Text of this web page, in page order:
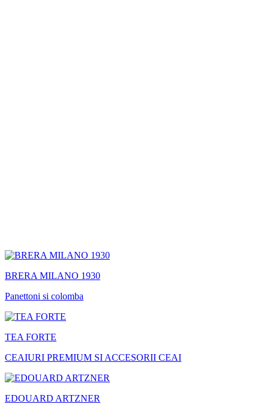
BRERA MILANO 1930
Panettoni si colomba
TEA FORTE
CEAIURI PREMIUM SI ACCESORII CEAI
EDOUARD ARTZNER